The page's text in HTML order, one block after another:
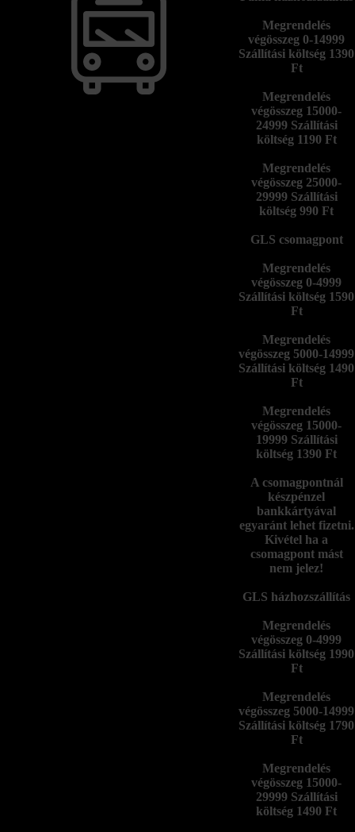
Megrendelés
végösszeg 0-14999
Szállítási költség 1390
Ft
Megrendelés
végösszeg 15000-
24999 Szállítási
költség 1190 Ft
Megrendelés
végösszeg 25000-
29999 Szállítási
költség 990 Ft
GLS csomagpont
Megrendelés
végösszeg 0-4999
Szállítási költség 1590
Ft
Megrendelés
végösszeg 5000-14999
Szállítási költség 1490
Ft
Megrendelés
végösszeg 15000-
19999 Szállítási
költség 1390 Ft
A csomagpontnál
készpénzel
bankkártyával
egyaránt lehet fizetni.
Kivétel ha a
csomagpont mást
nem jelez!
GLS házhozszállítás
Megrendelés
végösszeg 0-4999
Szállítási költség 1990
Ft
Megrendelés
végösszeg 5000-14999
Szállítási költség 1790
Ft
Megrendelés
végösszeg 15000-
29999 Szállítási
költség 1490 Ft